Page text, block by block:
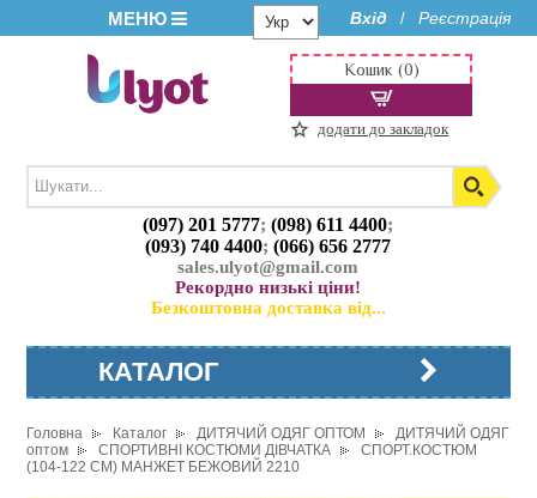
МЕНЮ Вхід / Реєстрація
(097) 201 5777;(098) 611 4400;
(093) 740 4400;(066) 656 2777
sales.ulyot@gmail.com
Рекордно низькі ціни!
Безкоштовна доставка від...
Кошик (0)
додати до закладок
КАТАЛОГ
Головна Каталог ДИТЯЧИЙ ОДЯГ ОПТОМ
ДИТЯЧИЙ ОДЯГ
оптом
СПОРТИВНІ КОСТЮМИ ДІВЧАТКА
СПОРТ.КОСТЮМ
(104-122 СМ) МАНЖЕТ БЕЖОВИЙ 2210